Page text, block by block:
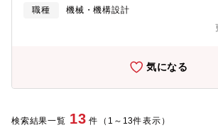
ュメント作成 など
職種
機械・機構設計
気になる
検索結果一覧 13 件（1～13件表示）